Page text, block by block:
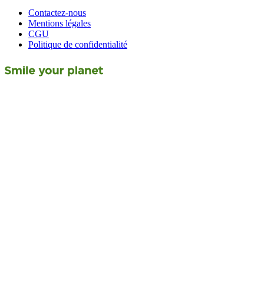
Contactez-nous
Mentions légales
CGU
Politique de confidentialité